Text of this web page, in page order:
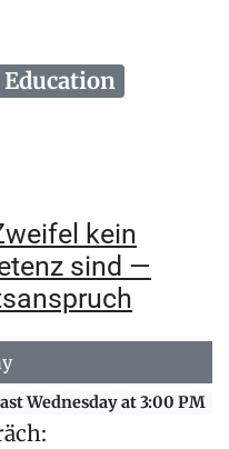
Education
kein
sind —
Wednesday at 3:00 PM